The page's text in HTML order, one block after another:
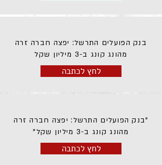
בנק הפועלים התרשל: יפצה חברה זרה
מהונג קונג ב-3 מיליון שקל
לחץ לכתבה
"בנק הפועלים התרשל: יפצה חברה זרה
מהונג קונג ב-3 מיליון שקל"
לחץ לכתבה